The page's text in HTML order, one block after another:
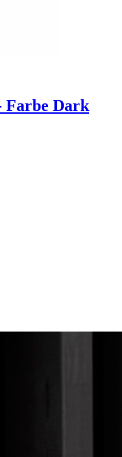
Farbe Dark